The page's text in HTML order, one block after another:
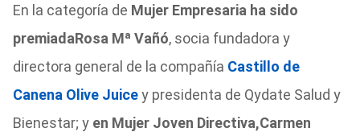
En la categoría de Mujer Empresaria ha sido
premiadaRosa Mª Vañó, socia fundadora y
directora general de la compañía Castillo de
Canena Olive Juicey presidenta de Qydate Salud y
Bienestar; y en Mujer Joven Directiva,Carmen